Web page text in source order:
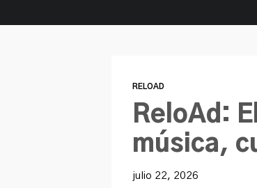
RELOAD
ReloAd:
música,
julio 22, 2026